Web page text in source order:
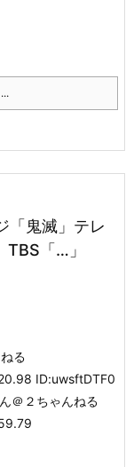
「鬼滅」テレ
TBS「…」
る
ID:uwsftDTF0
＠２ちゃんねる